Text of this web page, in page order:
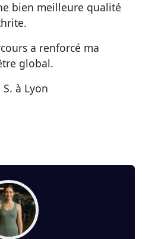
bien meilleure qualité
a renforcé ma
global.
à Lyon